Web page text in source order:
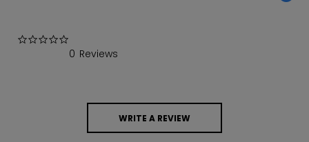
0 Reviews
WRITE A REVIEW